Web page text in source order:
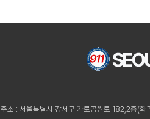
주소 : 서울특별시 강서구 가로공원로 182,2층(화